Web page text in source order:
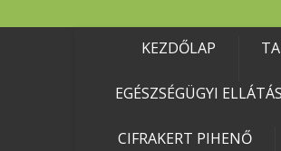
KEZDŐLAP
EGÉSZSÉGÜGYI ELLÁTÁS
CIFRAKERT PIHENŐ